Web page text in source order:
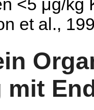
<5 μg/kg
et al.,
mit